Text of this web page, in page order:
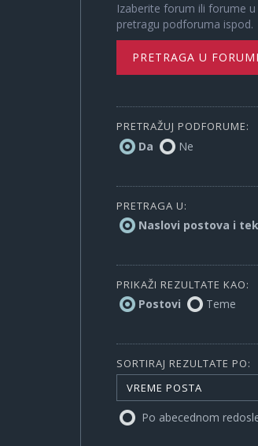
Izaberite forum ili forume
pretragu podforuma ispod.
PRETRAGA U
PRETRAŽUJ PODFORUME:
Da Ne
PRETRAGA U:
Naslovi postova i
PRIKAŽI REZULTATE KAO:
Postovi Teme
SORTIRAJ REZULTATE PO:
VREME POSTA
Po abecednom